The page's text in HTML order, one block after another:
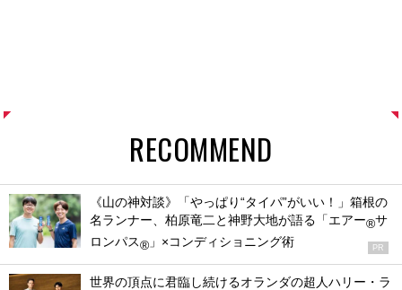
RECOMMEND
《山の神対談》「やっぱり“タイパ”がいい！」箱根の
名ランナー、柏原竜二と神野大地が語る「エアー®サ
ロンパス® 」×コンディショニング術 PR
世界の頂点に君臨し続けるオランダの超人ハリー・ラ